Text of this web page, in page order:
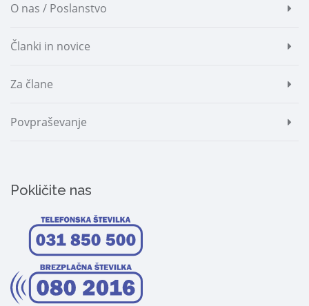
O nas / Poslanstvo
Članki in novice
Za člane
Povpraševanje
Pokličite nas